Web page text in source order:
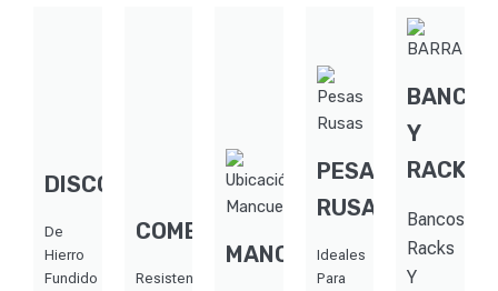
DISCOS
De
Hierro
Fundido
COMBOS
Resistencia,
MANCUERNAS
PESAS
RUSAS
Ideales
Para
BANCOS
Y
RACKS
Bancos,
Racks
Y